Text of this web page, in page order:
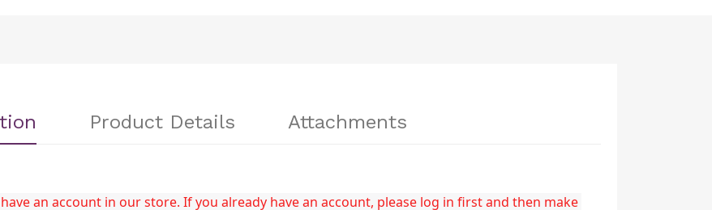
Product Details Attachments
an account in our store. If you already have an account, please log in first and then make